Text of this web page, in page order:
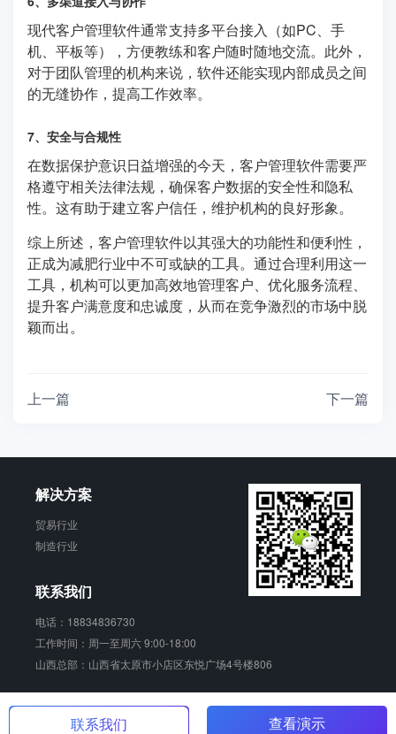
现代客户管理软件通常支持多平台接入（如PC、手
机、平板等），方便教练和客户随时随地交流。此外，
对于团队管理的机构来说，软件还能实现内部成员之间
的无缝协作，提高工作效率。
7、安全与合规性
在数据保护意识日益增强的今天，客户管理软件需要严
格遵守相关法律法规，确保客户数据的安全性和隐私
性。这有助于建立客户信任，维护机构的良好形象。
综上所述，客户管理软件以其强大的功能性和便利性，
正成为减肥行业中不可或缺的工具。通过合理利用这一
工具，机构可以更加高效地管理客户、优化服务流程、
提升客户满意度和忠诚度，从而在竞争激烈的市场中脱
颖而出。
上一篇 下一篇
解决方案
贸易行业
制造行业
联系我们
电话：18834836730
工作时间：周一至周六 9:00-18:00
山西总部：山西省太原市小店区东悦广场4号楼806
销动云 版权所有
联系我们 查看演示